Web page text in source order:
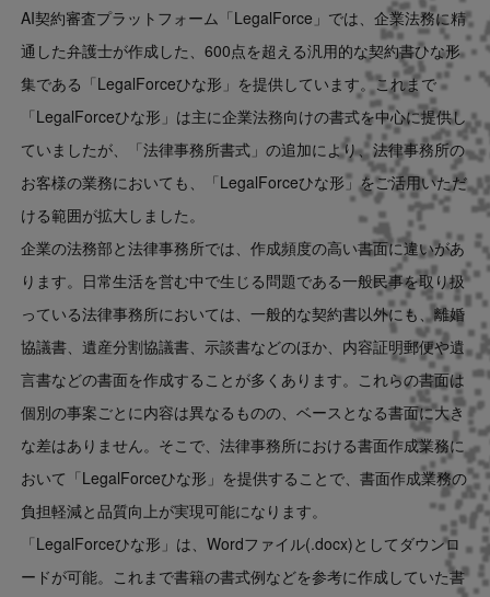
AI契約審査プラットフォーム「LegalForce」では、企業法務に精
通した弁護士が作成した、600点を超える汎用的な契約書ひな形
集である「LegalForceひな形」を提供しています。これまで
「LegalForceひな形」は主に企業法務向けの書式を中心に提供し
ていましたが、「法律事務所書式」の追加により、法律事務所の
お客様の業務においても、「LegalForceひな形」をご活用いただ
ける範囲が拡大しました。
企業の法務部と法律事務所では、作成頻度の高い書面に違いがあ
ります。日常生活を営む中で生じる問題である一般民事を取り扱
っている法律事務所においては、一般的な契約書以外にも、離婚
協議書、遺産分割協議書、示談書などのほか、内容証明郵便や遺
言書などの書面を作成することが多くあります。これらの書面は
個別の事案ごとに内容は異なるものの、ベースとなる書面に大き
な差はありません。そこで、法律事務所における書面作成業務に
おいて「LegalForceひな形」を提供することで、書面作成業務の
負担軽減と品質向上が実現可能になります。
「LegalForceひな形」は、Wordファイル(.docx)としてダウンロ
ードが可能。これまで書籍の書式例などを参考に作成していた書